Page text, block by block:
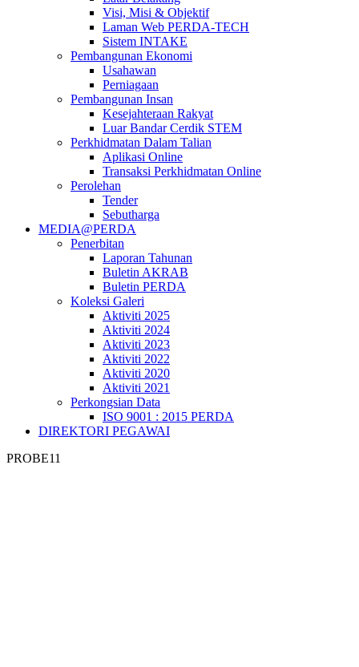
Visi, Misi & Objektif
Laman Web PERDA-TECH
Sistem INTAKE
Pembangunan Ekonomi
Usahawan
Perniagaan
Pembangunan Insan
Kesejahteraan Rakyat
Luar Bandar Cerdik STEM
Perkhidmatan Dalam Talian
Aplikasi Online
Transaksi Perkhidmatan Online
Perolehan
Tender
Sebutharga
MEDIA@PERDA
Penerbitan
Laporan Tahunan
Buletin AKRAB
Buletin PERDA
Koleksi Galeri
Aktiviti 2025
Aktiviti 2024
Aktiviti 2023
Aktiviti 2022
Aktiviti 2020
Aktiviti 2021
Perkongsian Data
ISO 9001 : 2015 PERDA
DIREKTORI PEGAWAI